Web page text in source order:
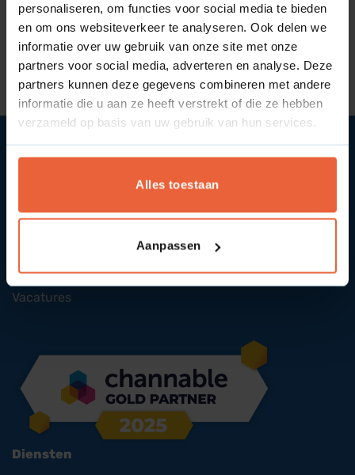
personaliseren, om functies voor social media te bieden
en om ons websiteverkeer te analyseren. Ook delen we
informatie over uw gebruik van onze site met onze
partners voor social media, adverteren en analyse. Deze
partners kunnen deze gegevens combineren met andere
informatie die u aan ze heeft verstrekt of die ze hebben
verzameld op basis van uw gebruik van hun services.
Alles toestaan
Aanpassen
Wat is Adformatie? Wat is Adobe Illustrator?
Vacatures
Diensten